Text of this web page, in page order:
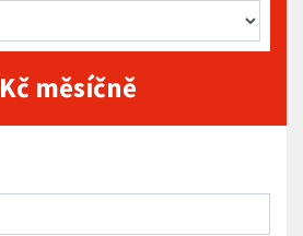
Kč měsíčně